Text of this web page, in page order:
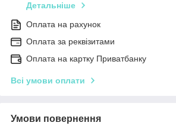
Детальніше
Оплата на рахунок
Оплата за реквізитами
Оплата на картку Приватбанку
Всі умови оплати
Умови повернення